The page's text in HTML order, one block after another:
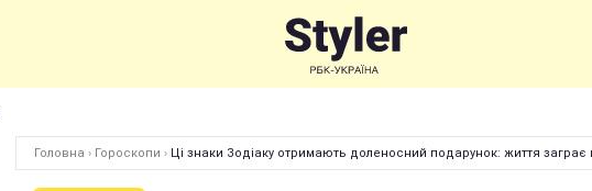
Головна › Гороскопи › Ці знаки Зодіаку отримають доленосний подарунок: життя